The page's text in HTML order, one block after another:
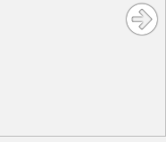
abierto e isla central